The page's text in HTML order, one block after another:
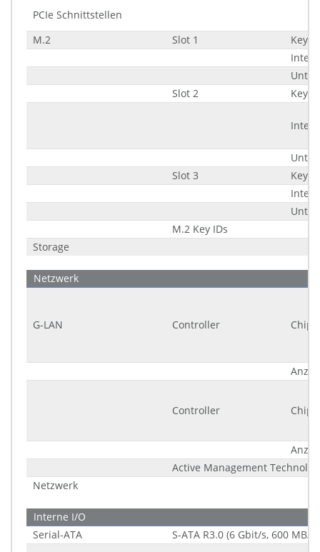
PCIe Schnittstellen
M.2
Slot 1
Key ID
Slot 2
Key ID
Slot 3
Key ID
M.2 Key IDs
Storage
Netzwerk
G-LAN Controller
Controller
Active Management
Netzwerk
Interne I/O
Serial-ATA
S-ATA R3.0 (6 Gbit/s, 600 MB/s)